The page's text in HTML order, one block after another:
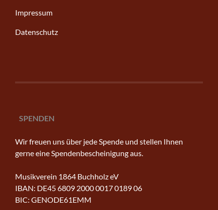
Impressum
Datenschutz
SPENDEN
Wir freuen uns über jede Spende und stellen Ihnen
gerne eine Spendenbescheinigung aus.
Musikverein 1864 Buchholz eV
IBAN: DE45 6809 2000 0017 0189 06
BIC: GENODE61EMM